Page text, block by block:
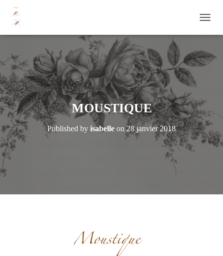
MOUSTIQUE
Published by isabelle on28 janvier 2018